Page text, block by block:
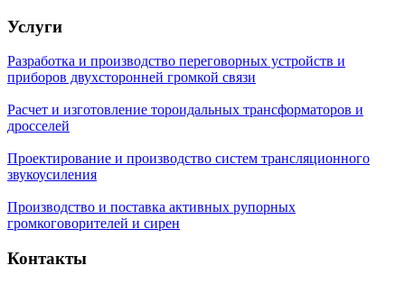
Услуги
Разработка и производство переговорных устройств и
приборов двухсторонней громкой связи
Расчет и изготовление тороидальных трансформаторов и
дросселей
Проектирование и производство систем трансляционного
звукоусиления
Производство и поставка активных рупорных
громкоговорителей и сирен
Контакты